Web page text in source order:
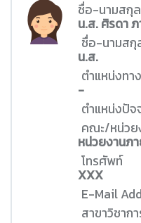
ชื่อ-นามสกุ
น.ส. ศิรดา
ชื่อ-นามสกุ
น.ส.
ตำแหน่งทา
-
ตำแหน่งปัจ
คณะ/หน่วย
หน่วยงานภ
โทรศัพท์
XXX
E-Mail
สาขาวิชาก